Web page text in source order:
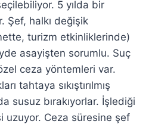
5 yılda bir
Şef, halkı değişik
turizm etkinliklerinde)
asayişten sorumlu. Suç
ceza yöntemleri var.
tahtaya sıkıştırılmış
susuz bırakıyorlar. İşlediği
uzuyor. Ceza süresine şef